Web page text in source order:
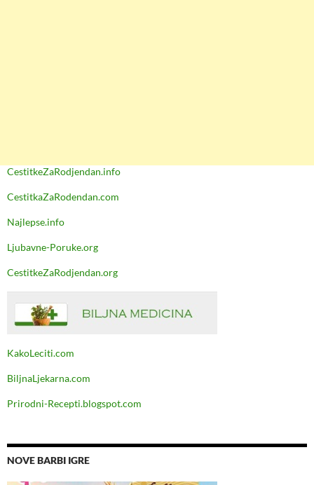
CestitkeZaRodjendan.info
CestitkaZaRodendan.com
Najlepse.info
Ljubavne-Poruke.org
CestitkeZaRodjendan.org
KakoLeciti.com
BiljnaLjekarna.com
Prirodni-Recepti.blogspot.com
NOVE BARBI IGRE